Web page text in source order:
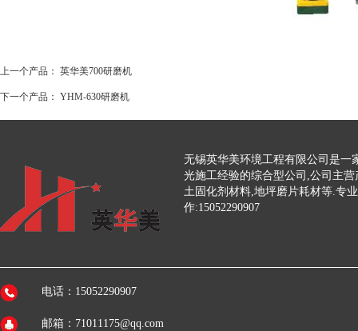
上一个产品： 英华美700研磨机
下一个产品： YHM-630研磨机
无锡英华美环境工程有限公司是一
光施工经验的综合型公司,公司主
土固化剂材料,地坪磨片耗材等.专
作:15052290907
电话：15052290907
邮箱：71011175@qq.com